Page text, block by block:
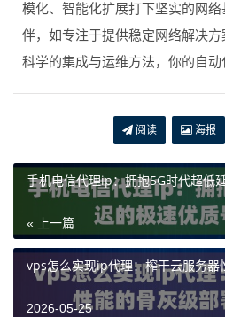
模化、智能化扩展打下坚实的网
伴，如专注于提供稳定网络解决
科学的集成与运维方法，你的自动
阅读 海报
手机电信代理ip：拥抱5G时代超低
« 上一篇
vps怎么实现ip代理：榨干云服务器
2026-05-25